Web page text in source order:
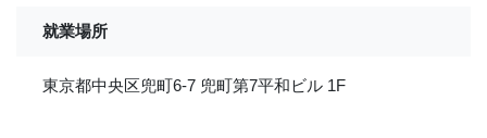
就業場所
東京都中央区兜町6-7 兜町第7平和ビル 1F